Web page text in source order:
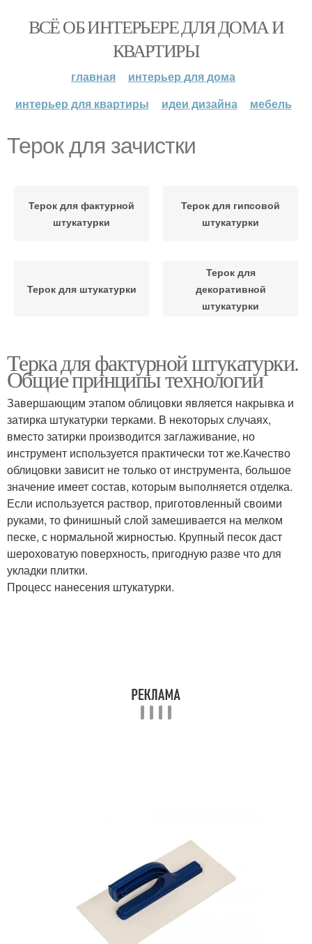
ВСЁ ОБ ИНТЕРЬЕРЕ ДЛЯ ДОМА И
КВАРТИРЫ
главная
интерьер для дома
интерьер для квартиры
идеи дизайна мебель
Терок для зачистки
Терок для фактурной
штукатурки
Терок для гипсовой
штукатурки
Терок для штукатурки
Терок для
декоративной
штукатурки
Терка для фактурной штукатурки.
Общие принципы технологии
Завершающим этапом облицовки является накрывка и
затирка штукатурки терками. В некоторых случаях,
вместо затирки производится заглаживание, но
инструмент используется практически тот же.Качество
облицовки зависит не только от инструмента, большое
значение имеет состав, которым выполняется отделка.
Если используется раствор, приготовленный своими
руками, то финишный слой замешивается на мелком
песке, с нормальной жирностью. Крупный песок даст
шероховатую поверхность, пригодную разве что для
укладки плитки.
Процесс нанесения штукатурки.